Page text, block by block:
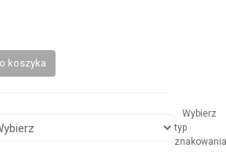
koszyka
Wybierz
typ
znakowania